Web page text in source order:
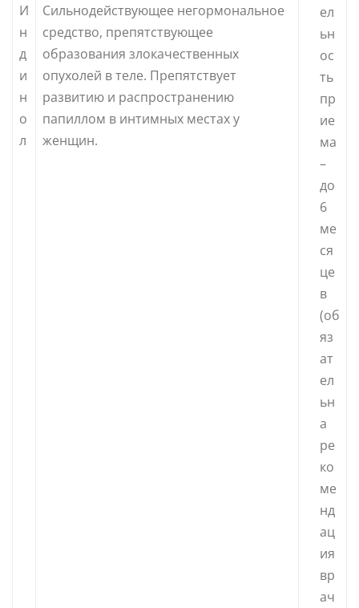
И
н
д
и
н
о
л
Сильнодействующее негормональное
средство, препятствующее
образования злокачественных
опухолей в теле. Препятствует
развитию и распространению
папиллом в интимных местах у
женщин.
ел
ьн
ос
ть
пр
ие
ма
–
до
6
ме
ся
це
в
(об
яз
ат
ел
ьн
а
ре
ко
ме
нд
ац
ия
вр
ач